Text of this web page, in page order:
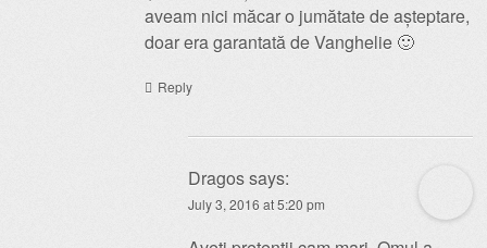
aveam nici măcar o jumătate de așteptare,
doar era garantată de Vanghelie 🙂
Reply
Dragossays:
July 3, 2016 at 5:20 pm